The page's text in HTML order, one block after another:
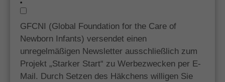
*
GFCNI (Global Foundation for the Care of
Newborn Infants) versendet einen
unregelmäßigen Newsletter ausschließlich zum
Projekt „Starker Start“ zu Werbezwecken per E-
Mail. Durch Setzen des Häkchens willigen Sie